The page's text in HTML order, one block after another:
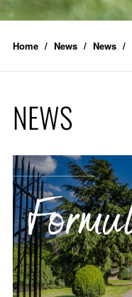
Home News News
NEWS